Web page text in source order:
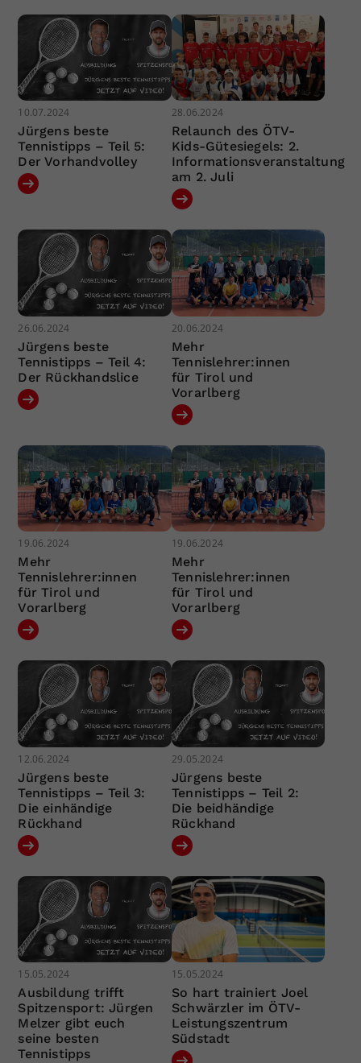
10.07.2024
Jürgens beste
Tennistipps – Teil 5:
Der Vorhandvolley
28.06.2024
Relaunch des ÖTV-
Kids-Gütesiegels: 2.
Informationsveranstaltung
am 2. Juli
26.06.2024
Jürgens beste
Tennistipps – Teil 4:
Der Rückhandslice
20.06.2024
Mehr
Tennislehrer:innen
für Tirol und
Vorarlberg
19.06.2024
Mehr
Tennislehrer:innen
für Tirol und
Vorarlberg
19.06.2024
Mehr
Tennislehrer:innen
für Tirol und
Vorarlberg
12.06.2024
Jürgens beste
Tennistipps – Teil 3:
Die einhändige
Rückhand
29.05.2024
Jürgens beste
Tennistipps – Teil 2:
Die beidhändige
Rückhand
15.05.2024
Ausbildung trifft
Spitzensport: Jürgen
Melzer gibt euch
seine besten
Tennistipps
15.05.2024
So hart trainiert Joel
Schwärzler im ÖTV-
Leistungszentrum
Südstadt